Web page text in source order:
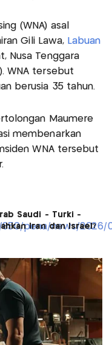
(WNA) asal
Gili Lawa, Labuan
Nusa Tenggara
WNA tersebut
berusia 35 tahun.
Maumere
membenarkan
WNA tersebut
Saudi - Turki -
Iran dan Israel?